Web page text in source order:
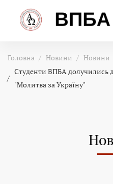
Головна Новини
Новини
Студенти ВПБА долучились
"Молитва за Україну"